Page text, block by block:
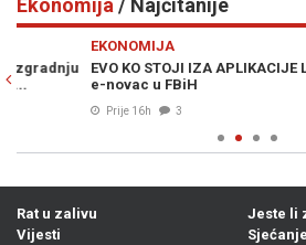
Ekonomija/ Najčitanije
EKONOMIJA
EVO KO STOJI IZA APLIKACIJE LOVA:
e-novac u FBiH
Rat u zalivu
Vijesti
Jeste li
Sjećanje